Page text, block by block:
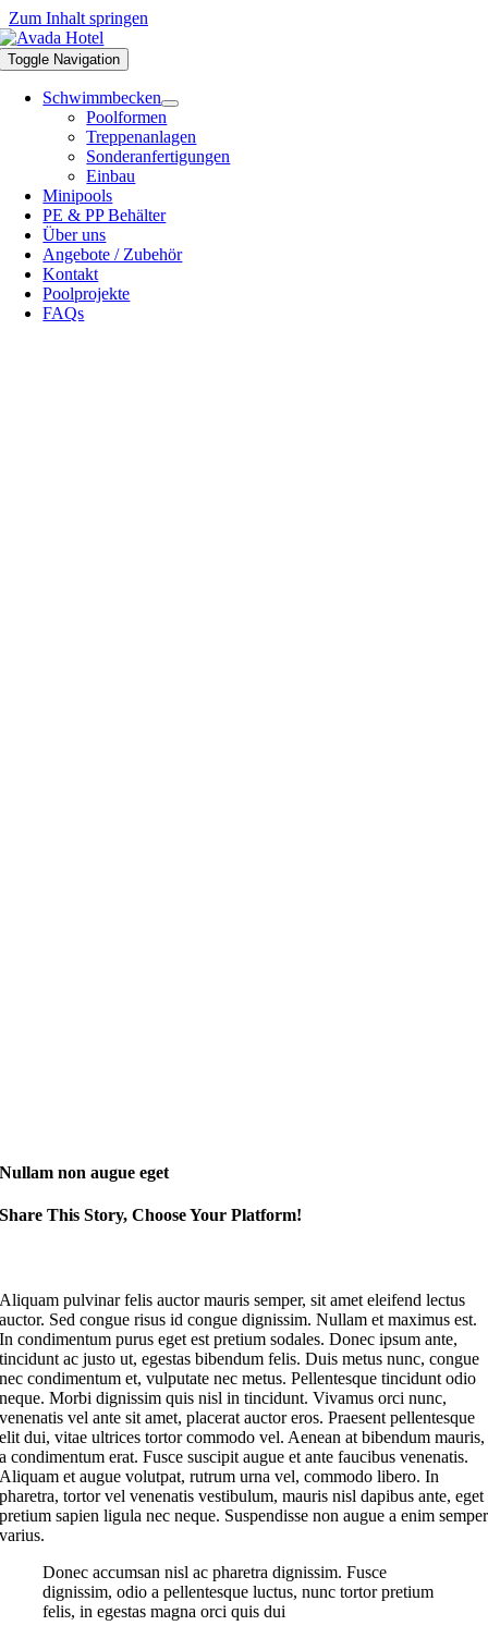
Zum Inhalt springen
Toggle Navigation
Schwimmbecken
Poolformen
Treppenanlagen
Sonderanfertigungen
Einbau
Minipools
PE & PP Behälter
Über uns
Angebote / Zubehör
Kontakt
Poolprojekte
FAQs
Nullam non augue eget
Share This Story, Choose Your Platform!
Aliquam pulvinar felis auctor mauris semper, sit amet eleifend lectus
auctor. Sed congue risus id congue dignissim. Nullam et maximus est.
In condimentum purus eget est pretium sodales. Donec ipsum ante,
tincidunt ac justo ut, egestas bibendum felis. Duis metus nunc, congue
nec condimentum et, vulputate nec metus. Pellentesque tincidunt odio
neque. Morbi dignissim quis nisl in tincidunt. Vivamus orci nunc,
venenatis vel ante sit amet, placerat auctor eros. Praesent pellentesque
elit dui, vitae ultrices tortor commodo vel. Aenean at bibendum mauris,
a condimentum erat. Fusce suscipit augue et ante faucibus venenatis.
Aliquam et augue volutpat, rutrum urna vel, commodo libero. In
pharetra, tortor vel venenatis vestibulum, mauris nisl dapibus ante, eget
pretium sapien ligula nec neque. Suspendisse non augue a enim semper
varius.
Donec accumsan nisl ac pharetra dignissim. Fusce
dignissim, odio a pellentesque luctus, nunc tortor pretium
felis, in egestas magna orci quis dui